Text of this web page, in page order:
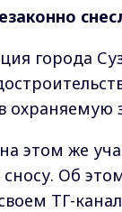
города
охраняемую
этом же
Об
ТГ-